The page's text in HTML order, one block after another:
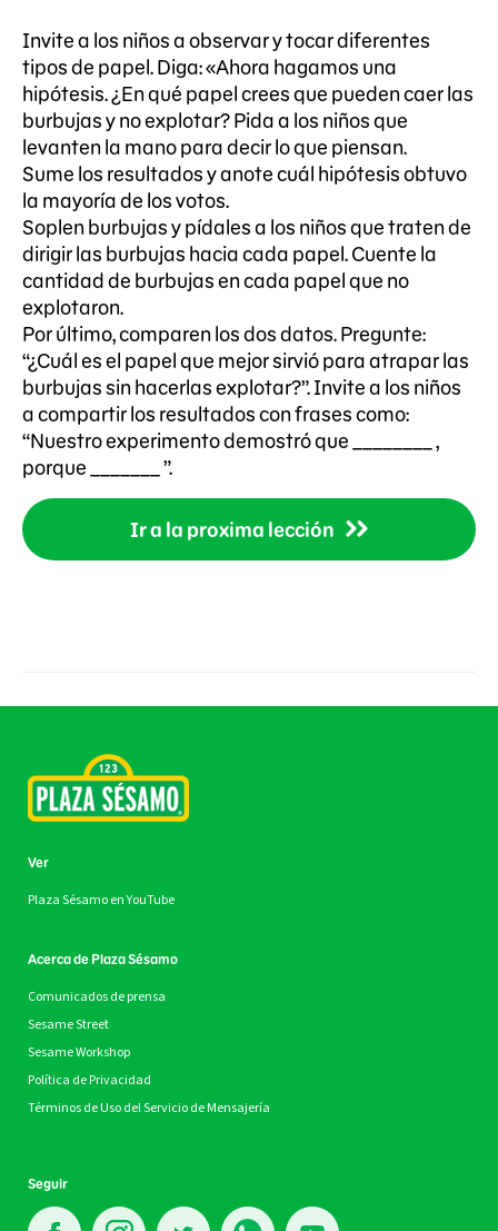
Invite a los niños a observar y tocar diferentes
tipos de papel. Diga: «Ahora hagamos una
hipótesis. ¿En qué papel crees que pueden caer las
burbujas y no explotar? Pida a los niños que
levanten la mano para decir lo que piensan.
Sume los resultados y anote cuál hipótesis obtuvo
la mayoría de los votos.
Soplen burbujas y pídales a los niños que traten de
dirigir las burbujas hacia cada papel. Cuente la
cantidad de burbujas en cada papel que no
explotaron.
Por último, comparen los dos datos. Pregunte:
“¿Cuál es el papel que mejor sirvió para atrapar las
burbujas sin hacerlas explotar?”. Invite a los niños
a compartir los resultados con frases como:
“Nuestro experimento demostró que ________ ,
porque _______ ”.
Ir a la proxima lección
Ver
Plaza Sésamo en YouTube
Acerca de Plaza Sésamo
Comunicados de prensa
Sesame Street
Sesame Workshop
Política de Privacidad
Términos de Uso del Servicio de Mensajería
Seguir